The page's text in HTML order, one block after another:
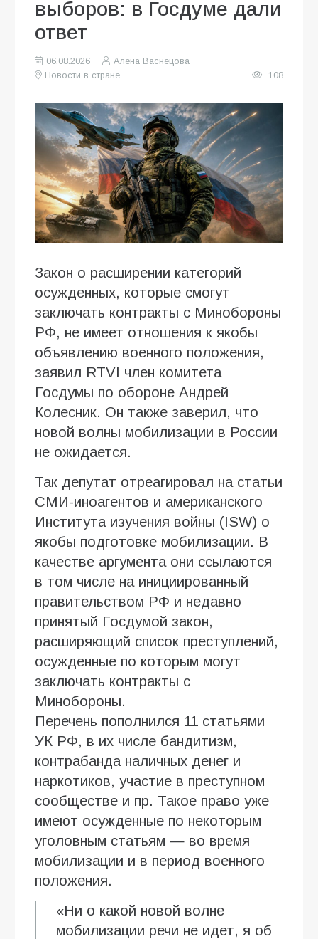
выборов: в Госдуме дали
ответ
06.08.2026
Алена Васнецова
Новости в стране
108
Закон о расширении категорий
осужденных, которые смогут
заключать контракты с Минобороны
РФ, не имеет отношения к якобы
объявлению военного положения,
заявил RTVI член комитета
Госдумы по обороне Андрей
Колесник. Он также заверил, что
новой волны мобилизации в России
не ожидается.
Так депутат отреагировал на статьи
СМИ-иноагентов и американского
Института изучения войны (ISW) о
якобы подготовке мобилизации. В
качестве аргумента они ссылаются
в том числе на инициированный
правительством РФ и недавно
принятый Госдумой закон,
расширяющий список преступлений,
осужденные по которым могут
заключать контракты с
Минобороны.
Перечень пополнился 11 статьями
УК РФ, в их числе бандитизм,
контрабанда наличных денег и
наркотиков, участие в преступном
сообществе и пр. Такое право уже
имеют осужденные по некоторым
уголовным статьям — во время
мобилизации и в период военного
положения.
«Ни о какой новой волне
мобилизации речи не идет, я об